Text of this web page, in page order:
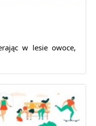
w lesie owoce,